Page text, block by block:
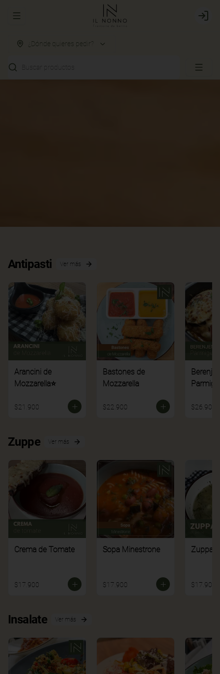
Abrir menu de navegación Login
¿Dónde quieres pedir?
Buscar productos
Antipasti Ver más
Arancini de
Mozzarella⭐
$21.900
Bastones de
Mozzarella
$22.900 $26.900
Zuppe Ver más
Crema de Tomate
$17.900
Sopa Minestrone
$17.900
Zuppa
$17.900
Insalate Ver más